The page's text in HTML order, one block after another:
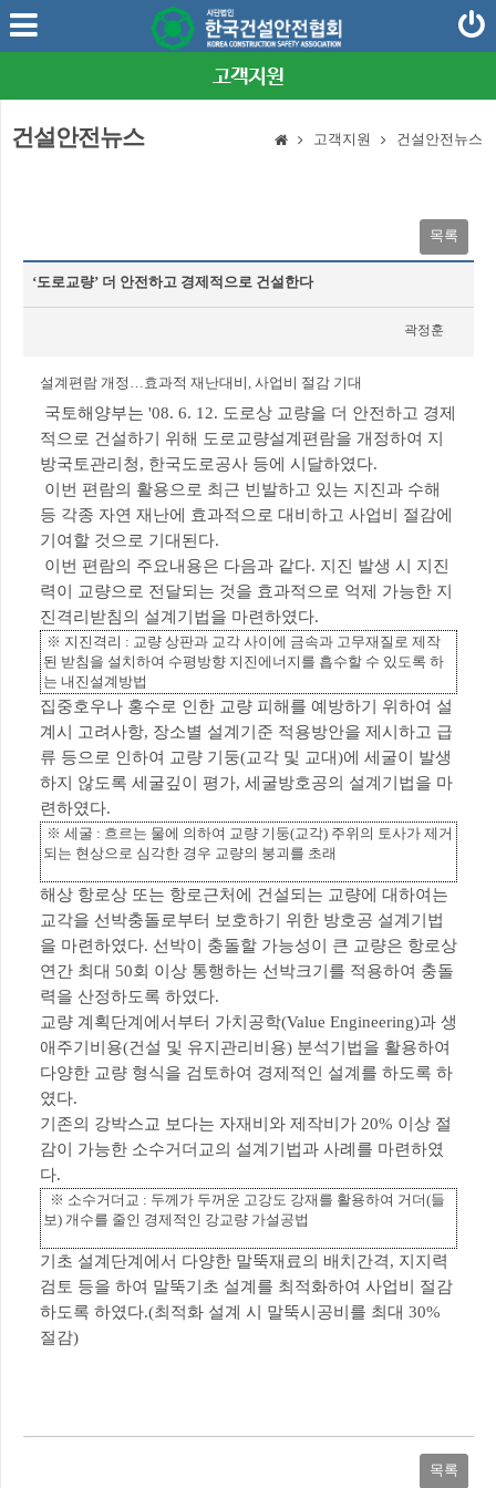
고객지원
건설안전뉴스 고객지원 건설안전뉴스
목록
‘도로교량’ 더 안전하고 경제적으로 건설한다
곽정훈
설계편람 개정…효과적 재난대비, 사업비 절감 기대
국토해양부는 '08. 6. 12. 도로상 교량을 더 안전하고 경제
적으로 건설하기 위해 도로교량설계편람을 개정하여 지
방국토관리청, 한국도로공사 등에 시달하였다.
이번 편람의 활용으로 최근 빈발하고 있는 지진과 수해
등 각종 자연 재난에 효과적으로 대비하고 사업비 절감에
기여할 것으로 기대된다.
이번 편람의 주요내용은 다음과 같다. 지진 발생 시 지진
력이 교량으로 전달되는 것을 효과적으로 억제 가능한 지
진격리받침의 설계기법을 마련하였다.
※ 지진격리 : 교량 상판과 교각 사이에 금속과 고무재질로 제작
된 받침을 설치하여 수평방향 지진에너지를 흡수할 수 있도록 하
는 내진설계방법
집중호우나 홍수로 인한 교량 피해를 예방하기 위하여 설
계시 고려사항, 장소별 설계기준 적용방안을 제시하고 급
류 등으로 인하여 교량 기둥(교각 및 교대)에 세굴이 발생
하지 않도록 세굴깊이 평가, 세굴방호공의 설계기법을 마
련하였다.
※ 세굴 : 흐르는 물에 의하여 교량 기둥(교각) 주위의 토사가 제거
되는 현상으로 심각한 경우 교량의 붕괴를 초래
해상 항로상 또는 항로근처에 건설되는 교량에 대하여는
교각을 선박충돌로부터 보호하기 위한 방호공 설계기법
을 마련하였다. 선박이 충돌할 가능성이 큰 교량은 항로상
연간 최대 50회 이상 통행하는 선박크기를 적용하여 충돌
력을 산정하도록 하였다.
교량 계획단계에서부터 가치공학(Value Engineering)과 생
애주기비용(건설 및 유지관리비용) 분석기법을 활용하여
다양한 교량 형식을 검토하여 경제적인 설계를 하도록 하
였다.
기존의 강박스교 보다는 자재비와 제작비가 20% 이상 절
감이 가능한 소수거더교의 설계기법과 사례를 마련하였
다.
※ 소수거더교 : 두께가 두꺼운 고강도 강재를 활용하여 거더(들
보) 개수를 줄인 경제적인 강교량 가설공법
기초 설계단계에서 다양한 말뚝재료의 배치간격, 지지력
검토 등을 하여 말뚝기초 설계를 최적화하여 사업비 절감
하도록 하였다.(최적화 설계 시 말뚝시공비를 최대 30%
절감)
목록